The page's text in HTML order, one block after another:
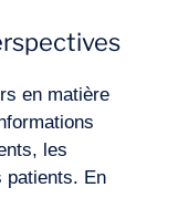
en matière
les
patients. En